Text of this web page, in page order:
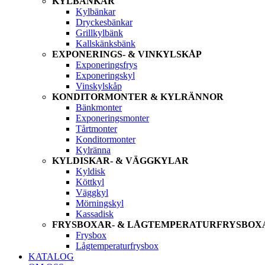
Kylbänkar
Dryckesbänkar
Grillkylbänk
Kallskänksbänk
EXPONERINGS- & VINKYLSKÅP
Exponeringsfrys
Exponeringskyl
Vinskylskåp
KONDITORMONTER & KYLRÄNNOR
Bänkmonter
Exponeringsmonter
Tårtmonter
Konditormonter
Kylränna
KYLDISKAR- & VÄGGKYLAR
Kyldisk
Köttkyl
Väggkyl
Mörningskyl
Kassadisk
FRYSBOXAR- &
Frysbox
Lågtemperaturfrysbox
KATALOG